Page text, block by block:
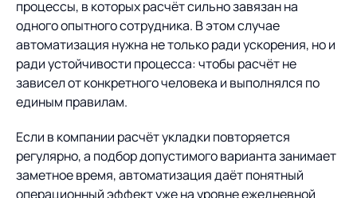
процессы, в которых расчёт сильно завязан на
одного опытного сотрудника. В этом случае
автоматизация нужна не только ради ускорения, но и
ради устойчивости процесса: чтобы расчёт не
зависел от конкретного человека и выполнялся по
единым правилам.
Если в компании расчёт укладки повторяется
регулярно, а подбор допустимого варианта занимает
заметное время, автоматизация даёт понятный
операционный эффект уже на уровне ежедневной